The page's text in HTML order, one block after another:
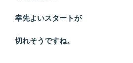
幸先よいスタートが
切れそうですね。